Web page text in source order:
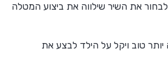
את השיר שילווה את ביצוע המטלה
טוב ויקל על הילד לבצע את